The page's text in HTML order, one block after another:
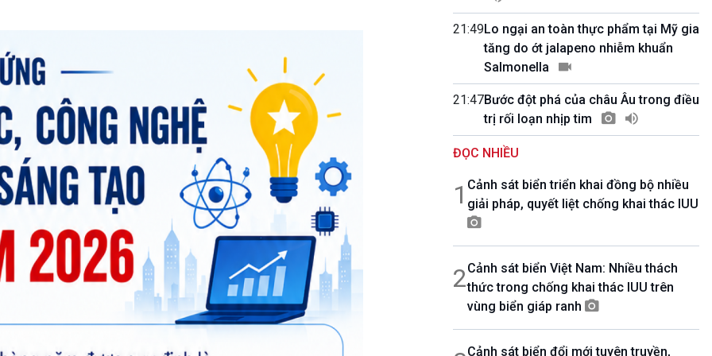
Câu chuyện thời sự
Dòng chảy sự kiện
Đối thoại
Diễn đàn chủ nhật
Chuyện đêm
21:49Lo ngại an toàn thực phẩm tại Mỹ gia
tăng do ớt jalapeno nhiễm khuẩn
Salmonella
21:47Bước đột phá của châu Âu trong điều
trị rối loạn nhịp tim
ĐỌC NHIỀU
1 Cảnh sát biển triển khai đồng bộ nhiều
giải pháp, quyết liệt chống khai thác IUU
2Cảnh sát biển Việt Nam: Nhiều thách
thức trong chống khai thác IUU trên
vùng biển giáp ranh
Cảnh sát biển đổi mới tuyên truyền,